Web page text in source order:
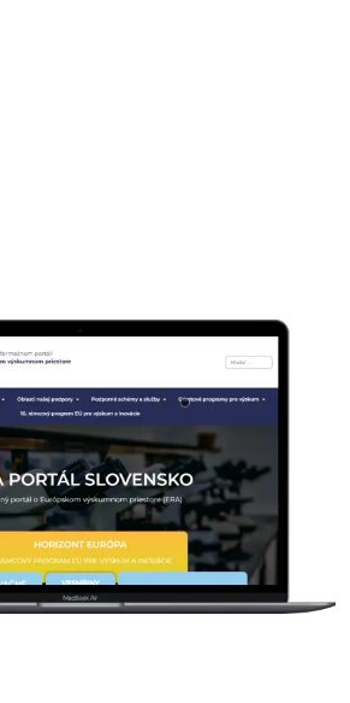
"eshop", "Next.js", alebo
"Novanta"...